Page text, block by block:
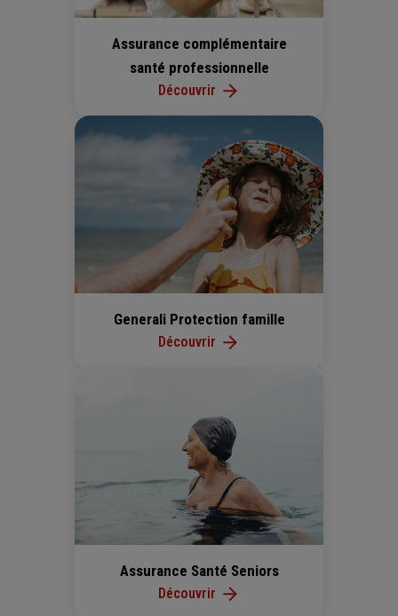
Assurance complémentaire
santé professionnelle
Découvrir
Generali Protection famille
Découvrir
Assurance Santé Seniors
Découvrir